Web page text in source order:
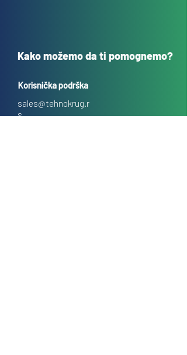
Kako možemo da ti pomognemo?
Korisnička podrška
sales@tehnokrug.r
s